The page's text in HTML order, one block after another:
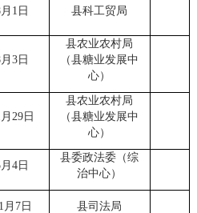
月 1 日 县科工贸局
月 3 日
县农业农村局
（县糖业发展中
心）
月 29 日
县农业农村局
（县糖业发展中
心）
月 4 日
县委政法委（综
治中心）
月 7日 县司法局